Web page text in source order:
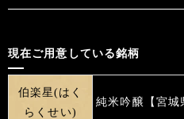
現在ご用意している銘柄
伯楽星(はく
らくせい)
純米吟醸【宮城